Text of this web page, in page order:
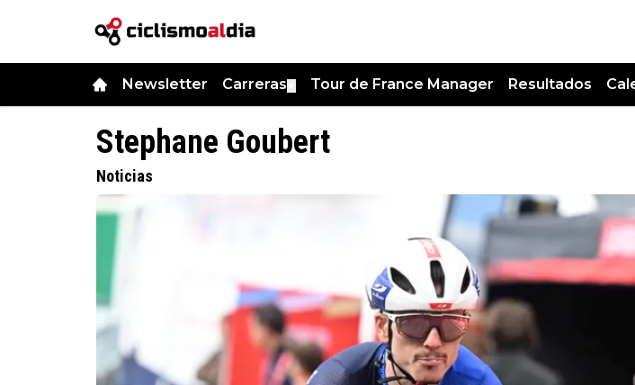
Newsletter Carreras Tour de France Manager Resultados
Stephane Goubert
Noticias